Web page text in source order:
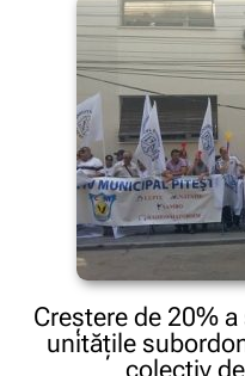
Creștere de 20%
unităţile
colectiv